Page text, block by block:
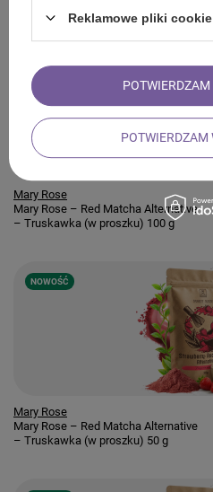
NOWOŚĆ
Mary Rose
Mary Rose – Red Matcha Alternative
– Truskawka (w proszku) 100 g
NOWOŚĆ
Mary Rose
Mary Rose – Red Matcha Alternative
– Truskawka (w proszku) 50 g
Reklamowe pliki cookie
POTWIERDZAM
POTWIERDZAM